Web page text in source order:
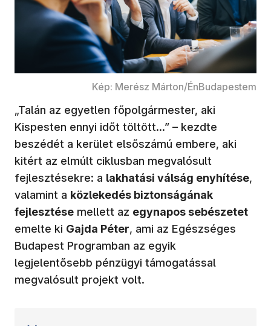
Kép: Merész Márton/ÉnBudapestem
„Talán az egyetlen főpolgármester, aki
Kispesten ennyi időt töltött...” – kezdte
beszédét a kerület elsőszámú embere, aki
kitért az elmúlt ciklusban megvalósult
fejlesztésekre: a lakhatási válság enyhítése,
valamint a közlekedés biztonságának
fejlesztése mellett az egynapos sebészetet
emelte ki Gajda Péter, ami az Egészséges
Budapest Programban az egyik
legjelentősebb pénzügyi támogatással
megvalósult projekt volt.